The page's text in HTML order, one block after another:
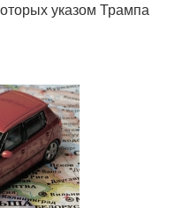
указом Трампа